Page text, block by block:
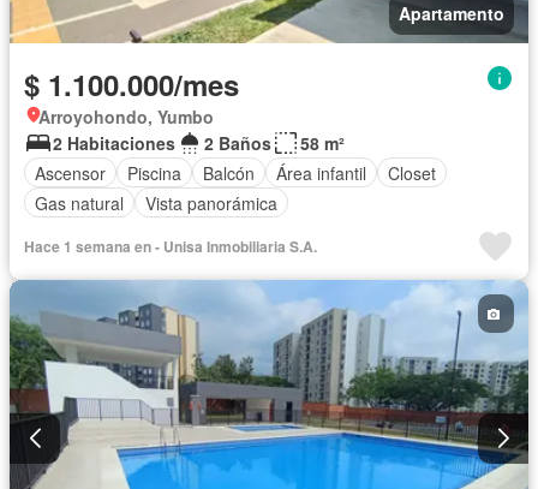
Apartamento
$ 1.100.000/mes
Arroyohondo, Yumbo
2 Habitaciones
2 Baños
58 m²
Ascensor
Piscina Balcón Área infantil
Closet
Gas natural
Vista panorámica
Hace 1 semana en - Unisa Inmobiliaria S.A.